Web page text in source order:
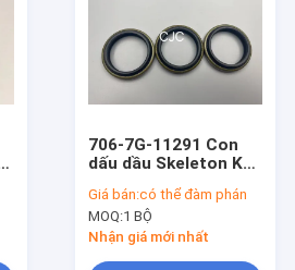
706-7G-11291 Con
dấu dầu Skeleton Khả
cho phương tiện Khai
thác mỏ
Giá bán:có thể đàm phán
MOQ:1 BỘ
Nhận giá mới nhất